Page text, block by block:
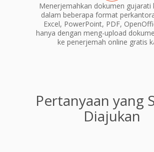
Menerjemahkan dokumen gujarati
dalam beberapa format
Excel, PowerPoint, PDF,
hanya dengan meng-upload
ke penerjemah online gratis
Pertanyaan yang
Diajukan